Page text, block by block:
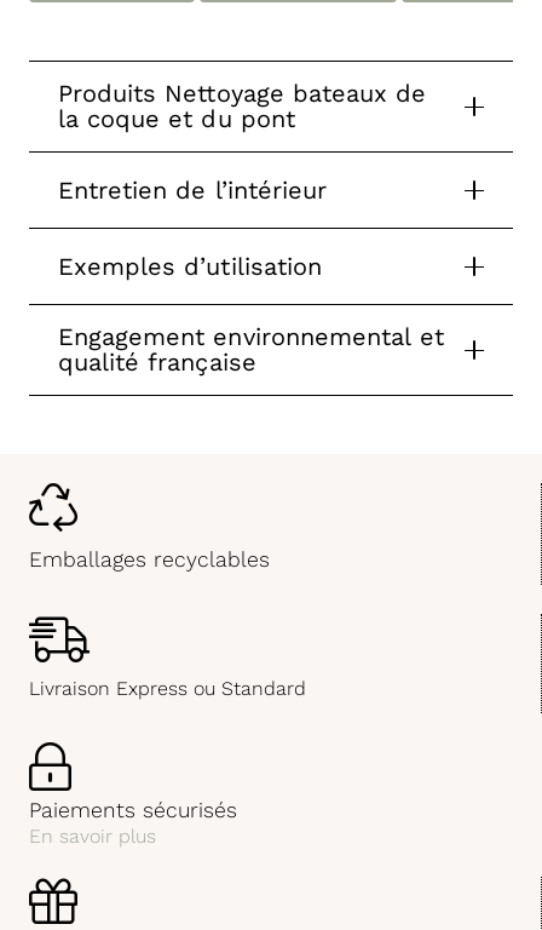
Produits Nettoyage bateaux de
la coque et du pont
Entretien de l’intérieur
Exemples d’utilisation
Engagement environnemental et
qualité française
Emballages recyclables
Livraison Express ou Standard
Paiements sécurisés
En savoir plus